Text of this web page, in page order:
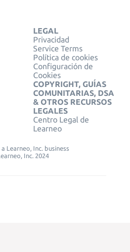
LEGAL
Privacidad
Service Terms
Política de cookies
Configuración de
Cookies
COPYRIGHT, GUÍAS
COMUNITARIAS, DSA
& OTROS RECURSOS
LEGALES
Centro Legal de
Learneo
Learneo, Inc. business
Inc. 2024